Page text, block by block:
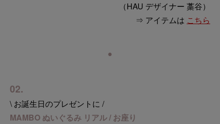
（HAU デザイナー 藁谷）
⇒ アイテムは こちら
●
02.
\ お誕生日のプレゼントに /
MAMBO ぬいぐるみ リアル / お座り